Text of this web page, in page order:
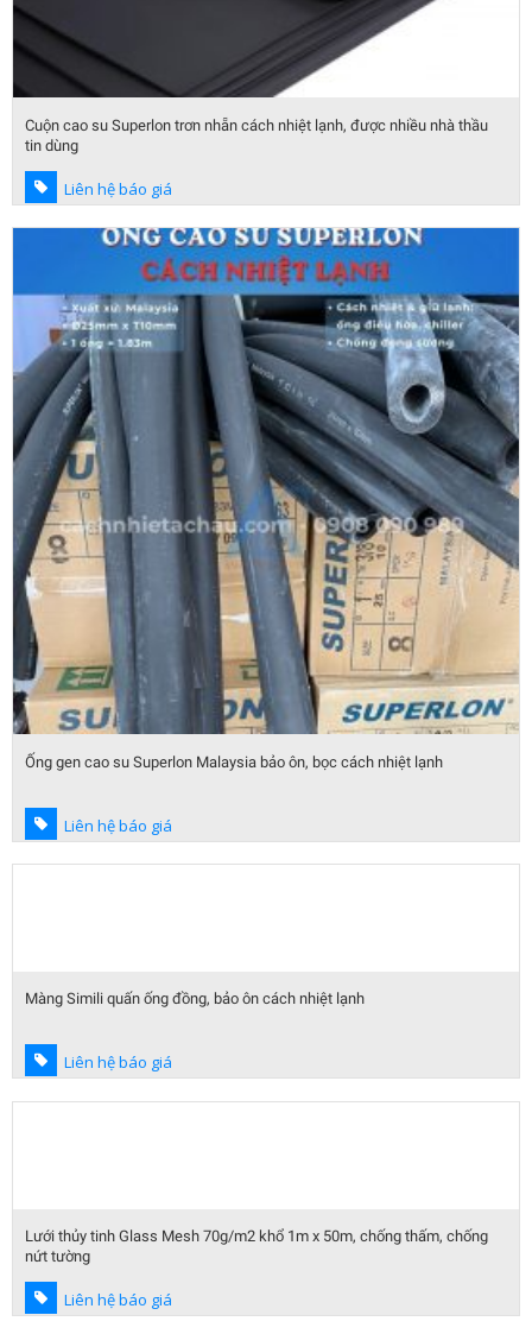
Cuộn cao su Superlon trơn nhẵn cách nhiệt lạnh, được nhiều nhà thầu
tin dùng
Liên hệ báo giá
Ống gen cao su Superlon Malaysia bảo ôn, bọc cách nhiệt lạnh
Liên hệ báo giá
Màng Simili quấn ống đồng, bảo ôn cách nhiệt lạnh
Liên hệ báo giá
Lưới thủy tinh Glass Mesh 70g/m2 khổ 1m x 50m, chống thấm, chống
nứt tường
Liên hệ báo giá